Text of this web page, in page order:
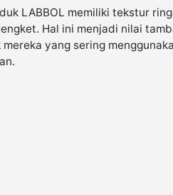
LABBOL memiliki tekstur
Hal ini menjadi nilai
yang sering